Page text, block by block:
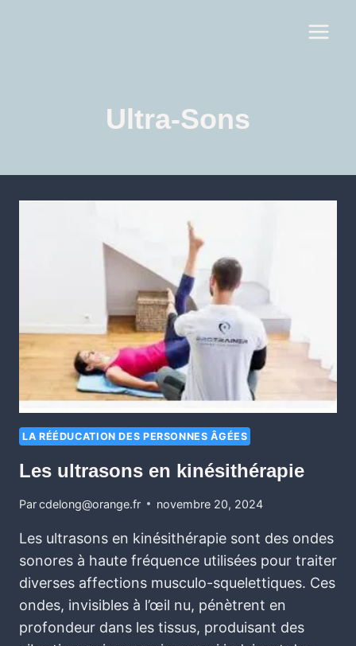
Ultra-Sons
LA RÉÉDUCATION DES PERSONNES ÂGÉES
Les ultrasons en kinésithérapie
Parcdelong@orange.fr novembre 20, 2024
Les ultrasons en kinésithérapie sont des ondes
sonores à haute fréquence utilisées pour traiter
diverses affections musculo-squelettiques. Ces
ondes, invisibles à l’œil nu, pénètrent en
profondeur dans les tissus, produisant des